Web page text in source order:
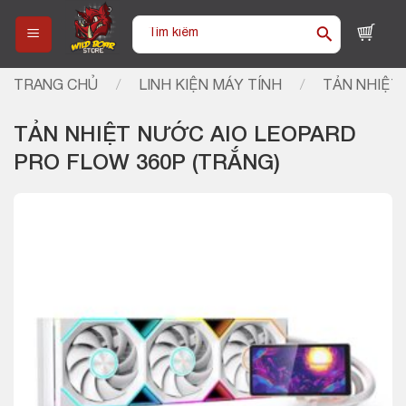
content
Tìm
TRANG CHỦ / LINH KIỆN MÁY TÍNH / TẢN NHIỆT
TẢN NHIỆT NƯỚC AIO LEOPARD
PRO FLOW 360P (TRẮNG)